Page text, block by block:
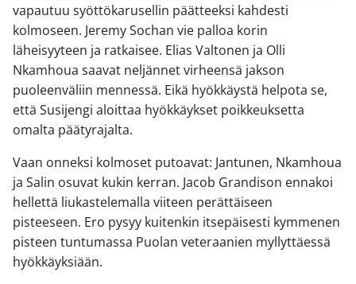
vapautuu syöttökarusellin päätteeksi kahdesti
kolmoseen. Jeremy Sochan vie palloa korin
läheisyyteen ja ratkaisee. Elias Valtonen ja Olli
Nkamhoua saavat neljännet virheensä jakson
puoleenväliin mennessä. Eikä hyökkäystä helpota se,
että Susijengi aloittaa hyökkäykset poikkeuksetta
omalta päätyrajalta.
Vaan onneksi kolmoset putoavat: Jantunen, Nkamhoua
ja Salin osuvat kukin kerran. Jacob Grandison ennakoi
hellettä liukastelemalla viiteen perättäiseen
pisteeseen. Ero pysyy kuitenkin itsepäisesti kymmenen
pisteen tuntumassa Puolan veteraanien myllyttäessä
hyökkäyksiään.